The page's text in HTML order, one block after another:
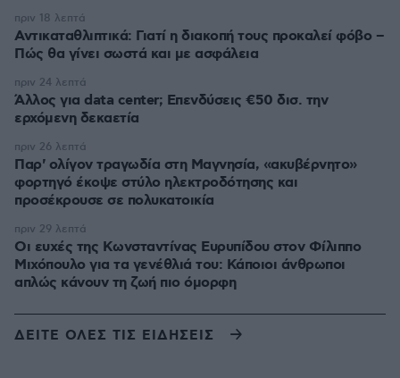
Αντικαταθλιπτικά: Γιατί η διακοπή τους προκαλεί φόβο –
Πώς θα γίνει σωστά και με ασφάλεια
πριν 18 λεπτά
Άλλος για data center; Επενδύσεις €50 δισ. την
ερχόμενη δεκαετία
πριν 24 λεπτά
Παρ' ολίγον τραγωδία στη Μαγνησία, «ακυβέρνητο»
φορτηγό έκοψε στύλο ηλεκτροδότησης και
προσέκρουσε σε πολυκατοικία
πριν 26 λεπτά
Οι ευχές της Κωνσταντίνας Ευρυπίδου στον Φίλιππο
Μιχόπουλο για τα γενέθλιά του: Κάποιοι άνθρωποι
απλώς κάνουν τη ζωή πιο όμορφη
πριν 29 λεπτά
ΔΕΙΤΕ ΟΛΕΣ ΤΙΣ ΕΙΔΗΣΕΙΣ